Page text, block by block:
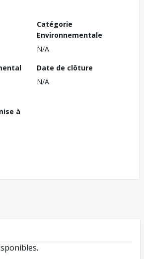
Catégorie
Environnementale
N/A
Date de clôture
N/A
à